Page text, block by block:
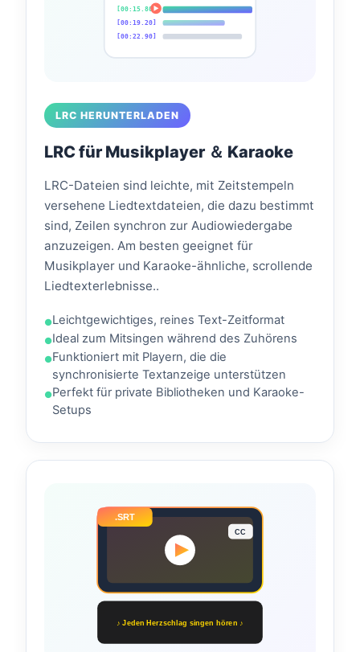
[00:15.80]
[00:19.20]
[00:22.90]
LRC HERUNTERLADEN
LRC für Musikplayer ＆ Karaoke
LRC-Dateien sind leichte, mit Zeitstempeln
versehene Liedtextdateien, die dazu bestimmt
sind, Zeilen synchron zur Audiowiedergabe
anzuzeigen. Am besten geeignet für
Musikplayer und Karaoke-ähnliche, scrollende
Liedtexterlebnisse..
Leichtgewichtiges, reines Text-Zeitformat
Ideal zum Mitsingen während des Zuhörens
Funktioniert mit Playern, die die
synchronisierte Textanzeige unterstützen
Perfekt für private Bibliotheken und Karaoke-
Setups
.SRT
CC
♪ Jeden Herzschlag singen hören ♪